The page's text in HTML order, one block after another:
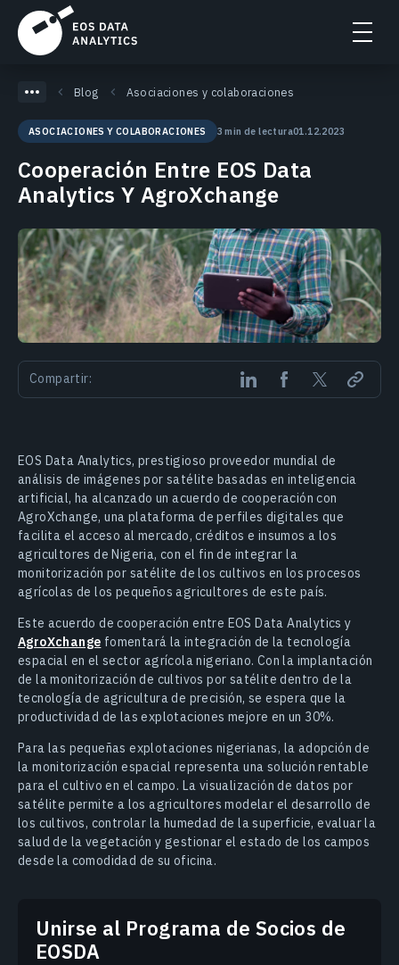
Blog Asociaciones y colaboraciones
ASOCIACIONES Y COLABORACIONES 3 min de lectura01.12.2023
Cooperación Entre EOS Data
Analytics Y AgroXchange
Compartir:
EOS Data Analytics, prestigioso proveedor mundial de
análisis de imágenes por satélite basadas en inteligencia
artificial, ha alcanzado un acuerdo de cooperación con
AgroXchange, una plataforma de perfiles digitales que
facilita el acceso al mercado, créditos e insumos a los
agricultores de Nigeria, con el fin de integrar la
monitorización por satélite de los cultivos en los procesos
agrícolas de los pequeños agricultores de este país.
Este acuerdo de cooperación entre EOS Data Analytics y
AgroXchange fomentará la integración de la tecnología
espacial en el sector agrícola nigeriano. Con la implantación
de la monitorización de cultivos por satélite dentro de la
tecnología de agricultura de precisión, se espera que la
productividad de las explotaciones mejore en un 30%.
Para las pequeñas explotaciones nigerianas, la adopción de
la monitorización espacial representa una solución rentable
para el cultivo en el campo. La visualización de datos por
satélite permite a los agricultores modelar el desarrollo de
los cultivos, controlar la humedad de la superficie, evaluar la
salud de la vegetación y gestionar el estado de los campos
desde la comodidad de su oficina.
Unirse al Programa de Socios de
EOSDA